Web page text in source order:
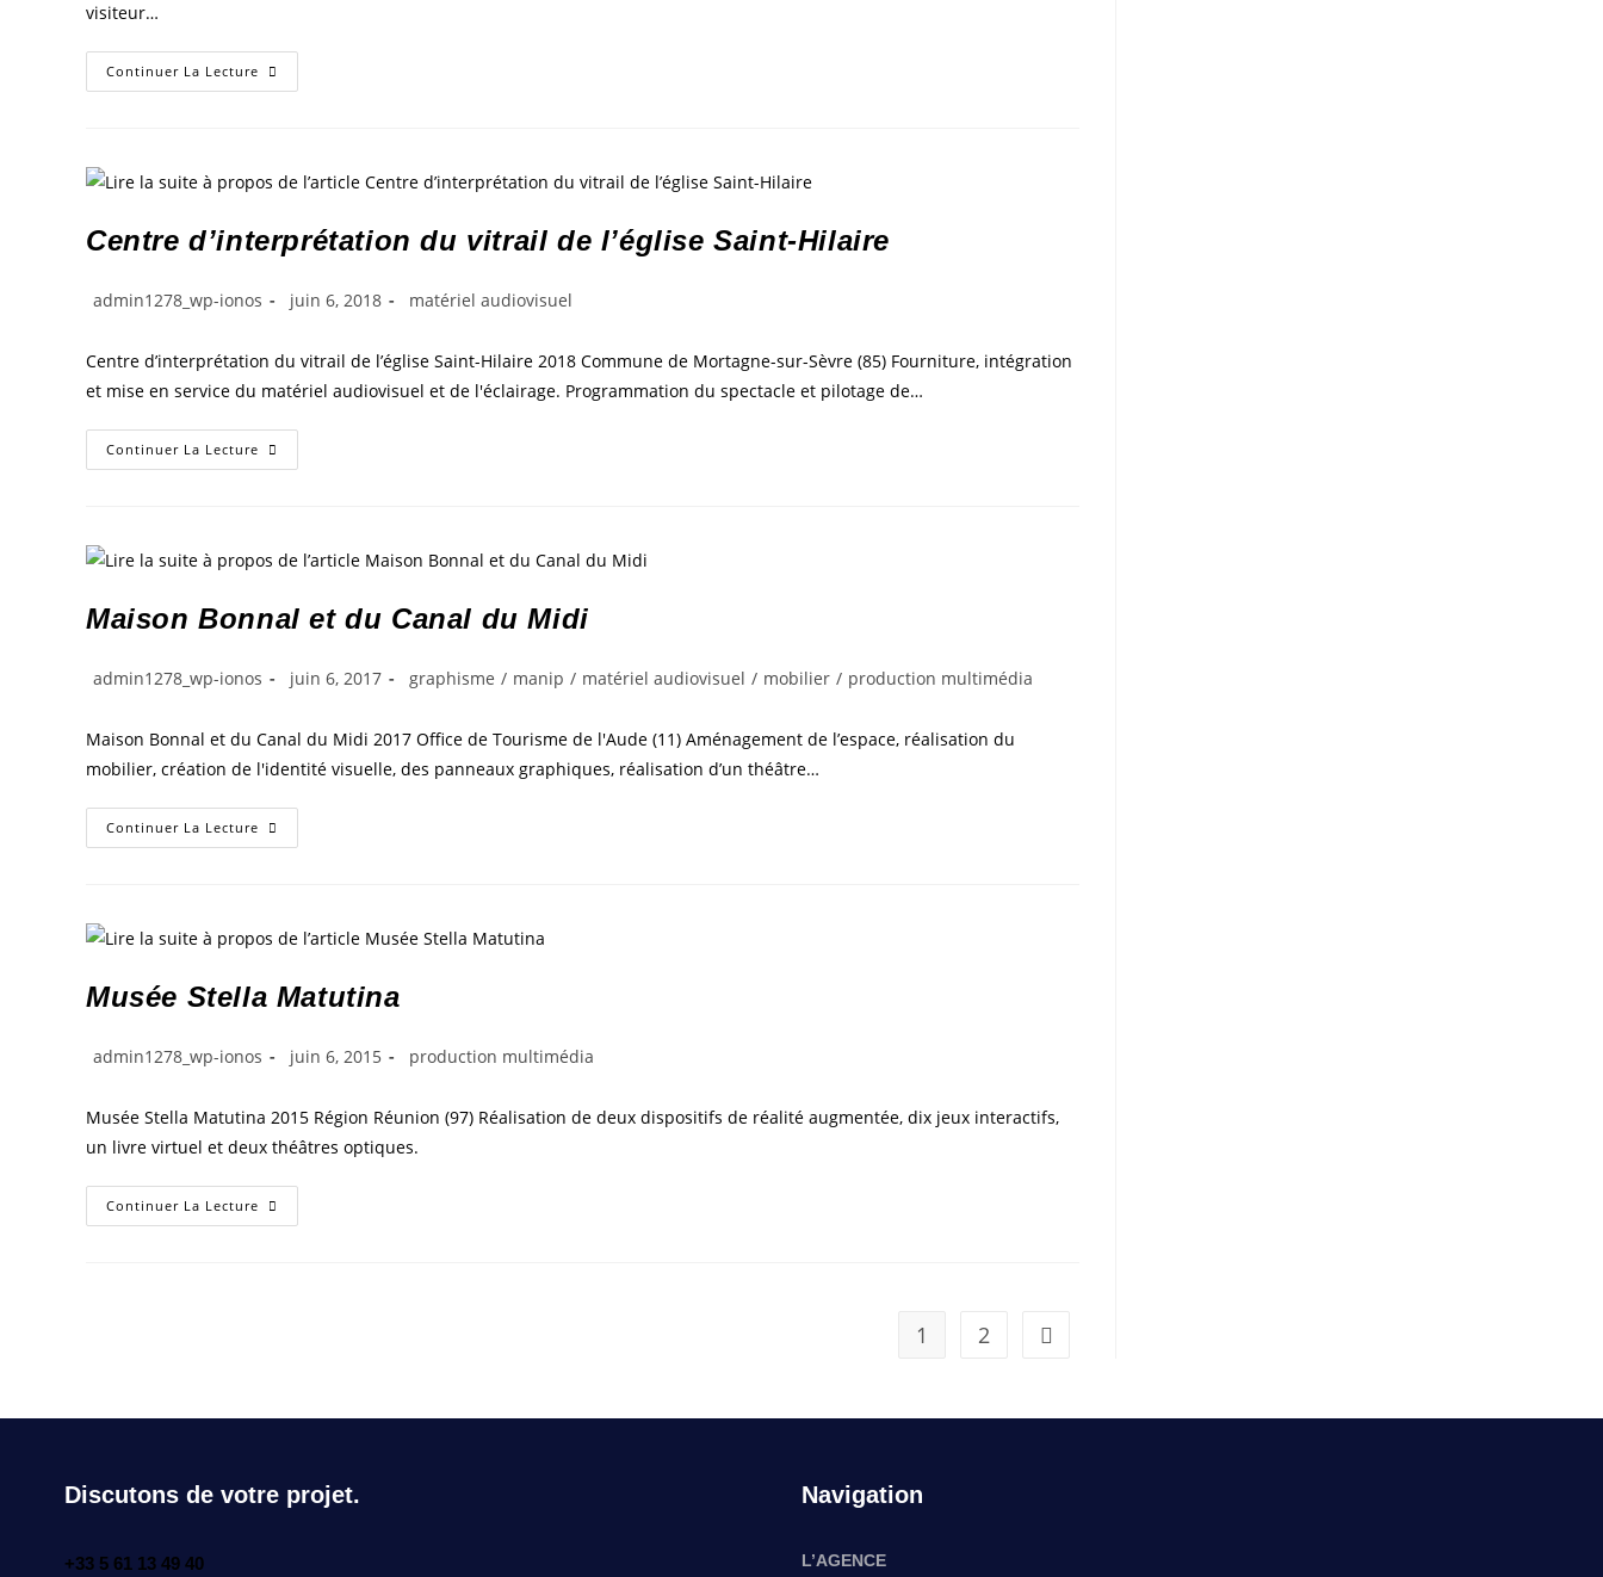
visiteur…
Continuer La Lecture
Centre d’interprétation du vitrail de l’église Saint-Hilaire
admin1278_wp-ionos juin 6, 2018 matériel audiovisuel
Centre d’interprétation du vitrail de l’église Saint-Hilaire 2018 Commune de Mortagne-sur-Sèvre (85) Fourniture, intégration
et mise en service du matériel audiovisuel et de l'éclairage. Programmation du spectacle et pilotage de…
Continuer La Lecture
Maison Bonnal et du Canal du Midi
admin1278_wp-ionos juin 6, 2017 graphisme / manip / matériel audiovisuel / mobilier / production multimédia
Maison Bonnal et du Canal du Midi 2017 Office de Tourisme de l'Aude (11) Aménagement de l’espace, réalisation du
mobilier, création de l'identité visuelle, des panneaux graphiques, réalisation d’un théâtre…
Continuer La Lecture
Musée Stella Matutina
admin1278_wp-ionos juin 6, 2015 production multimédia
Musée Stella Matutina 2015 Région Réunion (97) Réalisation de deux dispositifs de réalité augmentée, dix jeux interactifs,
un livre virtuel et deux théâtres optiques.
Continuer La Lecture
1 2
Discutons de votre projet.
+33 5 61 13 49 40
Navigation
L’AGENCE